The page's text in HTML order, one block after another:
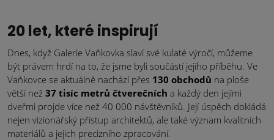
20 let, které inspirují
Dnes, když Galerie Vaňkovka slaví své kulaté výročí, můžeme
být právem hrdí na to, že jsme byli součástí jejího příběhu. Ve
Vaňkovce se aktuálně nachází přes 130 obchodů na ploše
větší než 37 tisíc metrů čtverečních a každý den jejími
dveřmi projde více než 40 000 návštěvníků. Její úspěch dokládá
nejen vizionářský přístup architektů, ale také význam kvalitních
materiálů a jejich precizního zpracování.